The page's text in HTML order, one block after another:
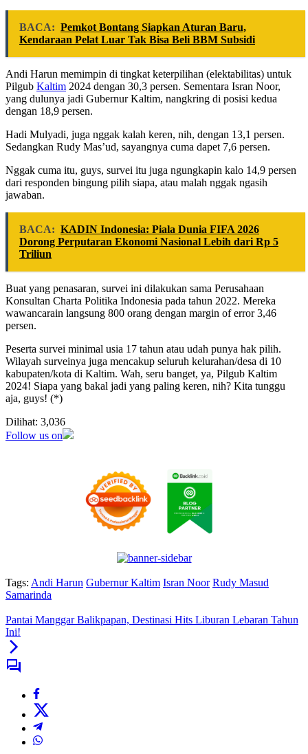
BACA: Pemkot Bontang Siapkan Aturan Baru,
Kendaraan Pelat Luar Tak Bisa Beli BBM Subsidi
Andi Harun memimpin di tingkat keterpilihan (elektabilitas) untuk
Pilgub Kaltim 2024 dengan 30,3 persen. Sementara Isran Noor,
yang dulunya jadi Gubernur Kaltim, nangkring di posisi kedua
dengan 18,9 persen.
Hadi Mulyadi, juga nggak kalah keren, nih, dengan 13,1 persen.
Sedangkan Rudy Mas’ud, sayangnya cuma dapet 7,6 persen.
Nggak cuma itu, guys, survei itu juga ngungkapin kalo 14,9 persen
dari responden bingung pilih siapa, atau malah nggak ngasih
jawaban.
BACA: KADIN Indonesia: Piala Dunia FIFA 2026
Dorong Perputaran Ekonomi Nasional Lebih dari Rp 5
Triliun
Buat yang penasaran, survei ini dilakukan sama Perusahaan
Konsultan Charta Politika Indonesia pada tahun 2022. Mereka
wawancarain langsung 800 orang dengan margin of error 3,46
persen.
Peserta survei minimal usia 17 tahun atau udah punya hak pilih.
Wilayah surveinya juga mencakup seluruh kelurahan/desa di 10
kabupaten/kota di Kaltim. Wah, seru banget, ya, Pilgub Kaltim
2024! Siapa yang bakal jadi yang paling keren, nih? Kita tunggu
aja, guys! (*)
Dilihat: 3,036
Follow us on
Tags: Andi Harun Gubernur Kaltim Isran Noor Rudy Masud
Samarinda
Pantai Manggar Balikpapan, Destinasi Hits Liburan Lebaran Tahun
Ini!